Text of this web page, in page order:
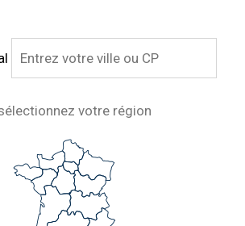
votre région